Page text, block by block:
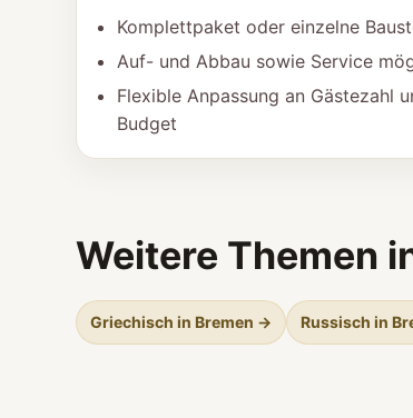
Komplettpaket oder einzelne
Auf- und Abbau sowie Service
Flexible Anpassung an Gästezahl
Budget
Weitere Themen
Griechisch in Bremen → Russisch in